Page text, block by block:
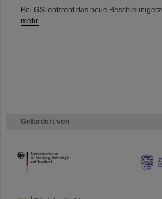
Bei GSI entsteht das neue
mehr.
Gefördert von
HMWK